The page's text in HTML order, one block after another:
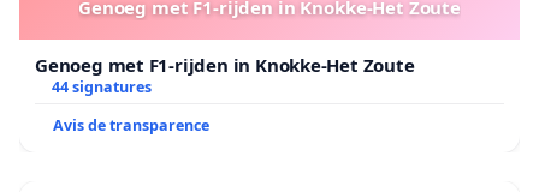
Genoeg met F1-rijden in Knokke-Het Zoute
Genoeg met F1-rijden in Knokke-Het Zoute
44 signatures
Avis de transparence